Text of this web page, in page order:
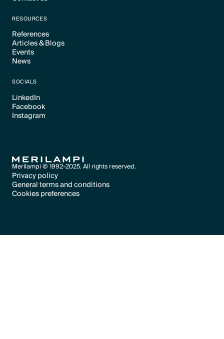
RESOURCES
References
Text Link
Articles & Blogs
Text Link
Events
Text Link
News
SOCIALS
LinkedIn
Text Link
Facebook
Text Link
Instagram
Merilampi © 1992-2025. All rights reserved.
Privacy policy
Text Link
General terms and conditions
Text Link
Cookies preferences